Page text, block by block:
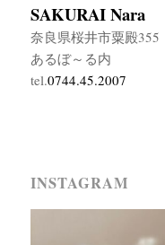
SAKURAI Nara
奈良県桜井市粟殿355
あるぼ～る内
tel.0744.45.2007
INSTAGRAM